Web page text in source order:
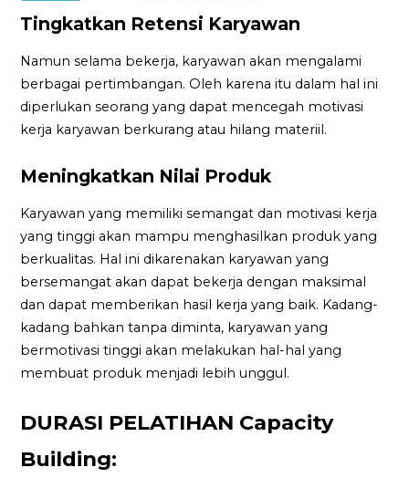
Tingkatkan Retensi Karyawan
Namun selama bekerja, karyawan akan mengalami
berbagai pertimbangan. Oleh karena itu dalam hal ini
diperlukan seorang yang dapat mencegah motivasi
kerja karyawan berkurang atau hilang materiil.
Meningkatkan Nilai Produk
Karyawan yang memiliki semangat dan motivasi kerja
yang tinggi akan mampu menghasilkan produk yang
berkualitas. Hal ini dikarenakan karyawan yang
bersemangat akan dapat bekerja dengan maksimal
dan dapat memberikan hasil kerja yang baik. Kadang-
kadang bahkan tanpa diminta, karyawan yang
bermotivasi tinggi akan melakukan hal-hal yang
membuat produk menjadi lebih unggul.
DURASI PELATIHAN Capacity
Building: